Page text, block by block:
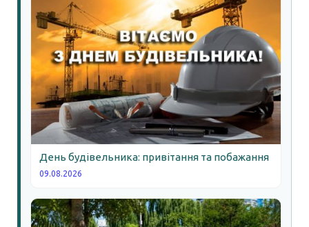
День будівельника: привітання та побажання
09.08.2026